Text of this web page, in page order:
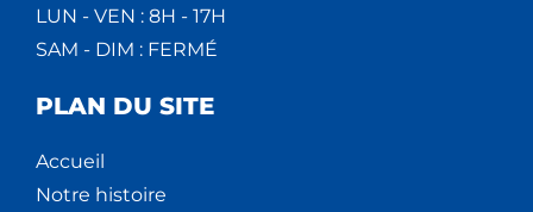
LUN - VEN : 8H - 17H
SAM - DIM : FERMÉ
PLAN DU SITE
Accueil
Notre histoire